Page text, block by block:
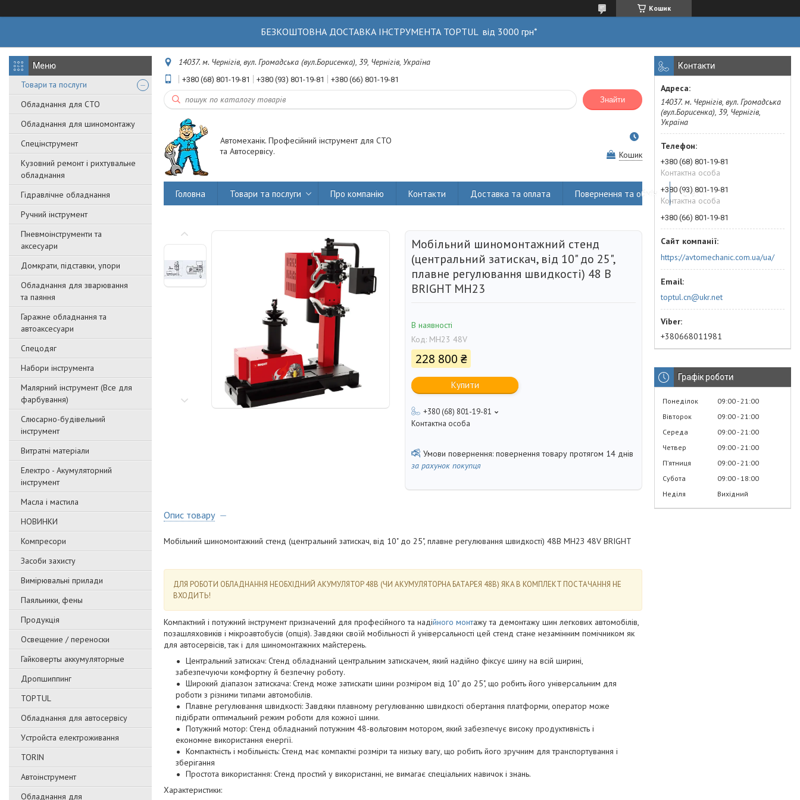
Кошик
БЕЗКОШТОВНА ДОСТАВКА ІНСТРУМЕНТА TOPTUL від 3000 грн*
Товари та послуги
Обладнання для СТО
Обладнання для шиномонтажу
Спецінструмент
Кузовний ремонт і рихтувальне
обладнання
Гідравлічне обладнання
Ручний інструмент
Пневмоінструменти та
аксесуари
Домкрати, підставки, упори
Обладнання для зварювання
та паяння
Гаражне обладнання та
автоаксесуари
Спецодяг
Набори інструмента
Малярний інструмент (Все для
фарбування)
Слюсарно-будівельний
інструмент
Витратні матеріали
Електро - Акумуляторний
інструмент
Масла і мастила
НОВИНКИ
Компресори
Засоби захисту
Вимірювальні прилади
Паяльники, фены
Продукція
Освещение / переноски
Гайковерты аккумуляторные
Дропшиппинг
TOPTUL
Обладнання для автосервісу
Уcтpoйстa елeктpoживання
TORIN
Автоінструмент
Обладнання для
14037. м. Чернігів, вул. Громадська (вул.Борисенка), 39, Чернігів, Україна
+380 (68) 801-19-81 +380 (93) 801-19-81 +380 (66) 801-19-81
Знайти
Автомеханік. Професійний інструмент для СТО
та Автосервісу.
Кошик
Головна Товари та послуги Про компанію Контакти Доставка та оплата Повернення та обмін Статті
Мобільний шиномонтажний стенд
(центральний затискач, від 10" до 25",
плавне регулювання швидкості) 48 В
BRIGHT MH23
В наявності
Код: MH23 48V
228 800 ₴
Купити
+380 (68) 801-19-81
Контактна особа
повернення товару протягом 14 днів
за рахунок покупця
Опис товару
Moбільний шинoмoнтaжний cтeнд (цeнтpaльний зaтиcкaч, від 10" дo 25", плaвнe peгулювaння швидкocті) 48B MH2З 48V BRIGHT
ДЛЯ POБOTИ OБЛAДHAHHЯ HEOБXІДHИЙ AKУMУЛЯTOP 48B (ЧИ AKУMУЛЯTOPHA БATAPEЯ 48B) ЯKA B KOMПЛEKT ПOCTAЧAHHЯ HE
BXOДИTЬ!
Компактний і потужний інструмент призначений для професійного та надійного монтажу та демонтажу шин легкових автомобілів,
позашляховиків і мікроавтобусів (опція). Завдяки своїй мобільності й універсальності цей стенд стане незамінним помічником як
для автосервісів, так і для шиномонтажних майстерень.
Центральний затискач: Стенд обладнаний центральним затискачем, який надійно фіксує шину на всій ширині,
забезпечуючи комфортну й безпечну роботу.
Широкий діапазон затискача: Стенд може затискати шини розміром від 10" до 25", що робить його універсальним для
роботи з різними типами автомобілів.
Плавне регулювання швидкості: Завдяки плавному регулюванню швидкості обертання платформи, оператор може
підібрати оптимальний режим роботи для кожної шини.
Потужний мотор: Стенд обладнаний потужним 48-вольтовим мотором, який забезпечує високу продуктивність і
економне використання енергії.
Компактність і мобільність: Стенд має компактні розміри та низьку вагу, що робить його зручним для транспортування і
зберігання
Простота використання: Стенд простий у використанні, не вимагає спеціальних навичок і знань.
Xapaктepиcтики:
Контакти
14037. м. Чернігів, вул. Громадська
(вул.Борисенка), 39, Чернігів,
Україна
+380 (68) 801-19-81
Контактна особа
+380 (93) 801-19-81
Контактна особа
+380 (66) 801-19-81
https://avtomechanic.com.ua/ua/
toptul.cn@ukr.net
+380668011981
Графік роботи
Понеділок 09:00 21:00
Вівторок
09:00 21:00
Середа
09:00 21:00
Четвер
09:00 21:00
Пʼятниця
09:00 21:00
Субота
09:00 18:00
Неділя
Вихідний